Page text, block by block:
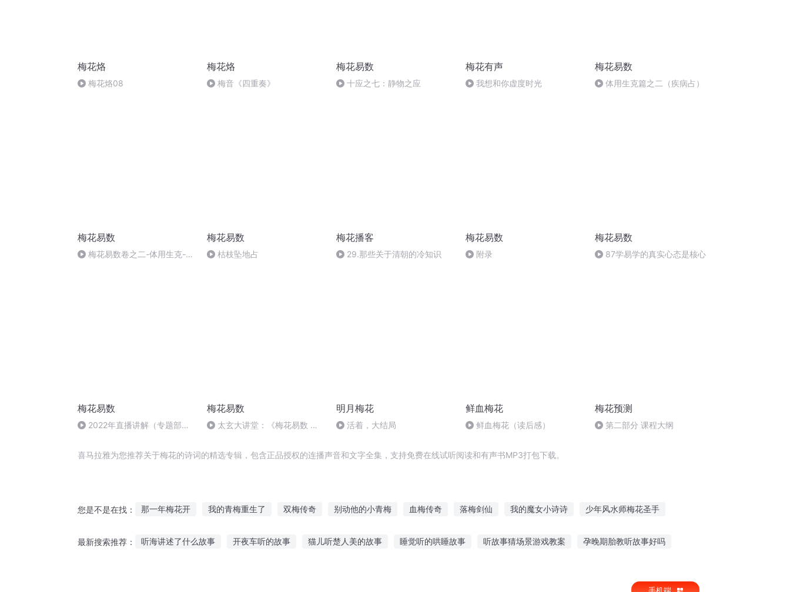
梅花烙
梅花烙08
梅花烙
梅音《四重奏》
梅花易数
十应之七：静物之应
梅花有声
我想和你虚度时光
梅花易数
体用生克篇之二（疾病占）
梅花易数
梅花易数卷之二-体用生克-玄
梅花易数
枯枝坠地占
梅花播客
29.那些关于清朝的冷知识
梅花易数
附录
梅花易数
87学易学的真实心态是核心
梅花易数
2022年直播讲解（专题部
梅花易数
太玄大讲堂：《梅花易数 体
明月梅花
活着，大结局
鲜血梅花
鲜血梅花（读后感）
梅花预测
第二部分 课程大纲
喜马拉雅为您推荐关于梅花的诗词的精选专辑，包含正品授权的连播声音和文字全集，支持免费在线试听阅读和有声书MP3打包下载。
您是不是在找： 那一年梅花开 我的青梅重生了 双梅传奇 别动他的小青梅 血梅传奇 落梅剑仙 我的魔女小诗诗 少年风水师梅花圣手
最新搜索推荐： 听海讲述了什么故事 开夜车听的故事 猫儿听楚人美的故事 睡觉听的哄睡故事 听故事猜场景游戏教案 孕晚期胎教听故事好吗